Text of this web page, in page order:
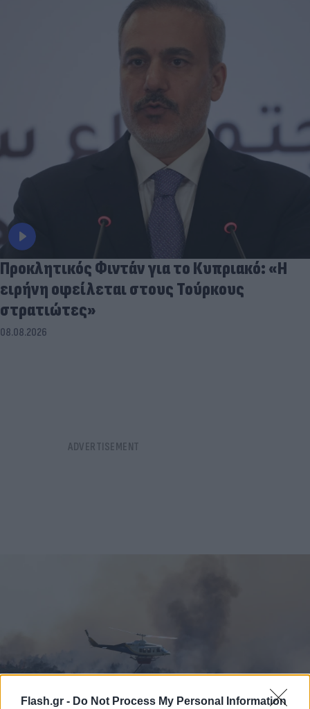
Flash.gr - Do Not Process My Personal Information
Προκλητικός Φιντάν για το Κυπριακό: «Η
ειρήνη οφείλεται στους Τούρκους
στρατιώτες»
08.08.2026